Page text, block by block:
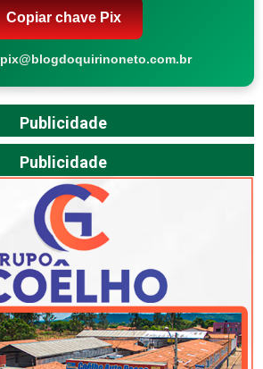
Copiar chave Pix
pix@blogdoquirinoneto.com.br
Publicidade
Publicidade